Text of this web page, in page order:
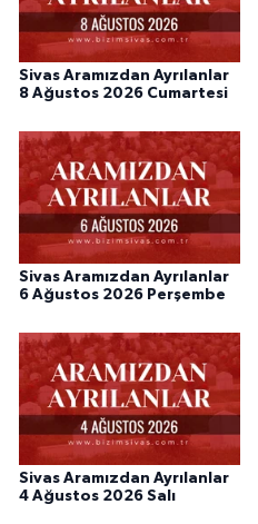
Sivas Aramızdan Ayrılanlar
8 Ağustos 2026 Cumartesi
Sivas Aramızdan Ayrılanlar
6 Ağustos 2026 Perşembe
Sivas Aramızdan Ayrılanlar
4 Ağustos 2026 Salı